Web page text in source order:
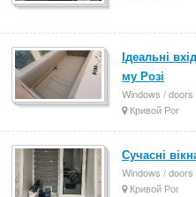
Ідеальні
му Розі
Windows / doors
Кривой Рог
Сучасні
Windows / doors
Кривой Рог